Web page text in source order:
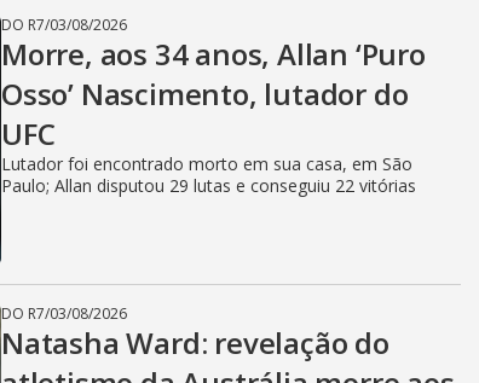
DO R7/03/08/2026
Morre, aos 34 anos, Allan ‘Puro
Osso’ Nascimento, lutador do
UFC
Lutador foi encontrado morto em sua casa, em São
Paulo; Allan disputou 29 lutas e conseguiu 22 vitórias
DO R7/03/08/2026
Natasha Ward: revelação do